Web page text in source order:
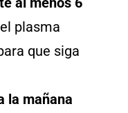
plasma
que siga
la mañana